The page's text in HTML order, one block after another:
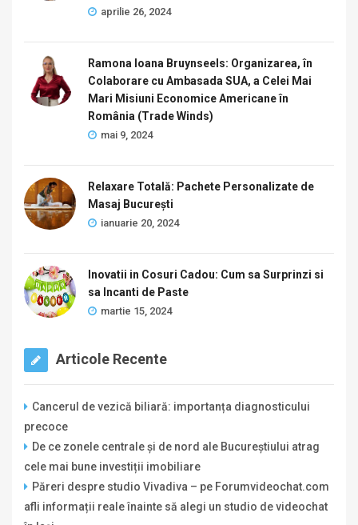
aprilie 26, 2024
Ramona Ioana Bruynseels: Organizarea, în
Colaborare cu Ambasada SUA, a Celei Mai
Mari Misiuni Economice Americane în
România (Trade Winds)
mai 9, 2024
Relaxare Totală: Pachete Personalizate de
Masaj București
ianuarie 20, 2024
Inovatii in Cosuri Cadou: Cum sa Surprinzi si
sa Incanti de Paste
martie 15, 2024
Articole Recente
Cancerul de vezică biliară: importanța diagnosticului
precoce
De ce zonele centrale și de nord ale Bucureștiului atrag
cele mai bune investiții imobiliare
Păreri despre studio Vivadiva – pe Forumvideochat.com
afli informații reale înainte să alegi un studio de videochat